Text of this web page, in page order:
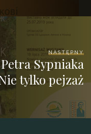
NASTĘPNY
Sypniaka
tylko pejzaż